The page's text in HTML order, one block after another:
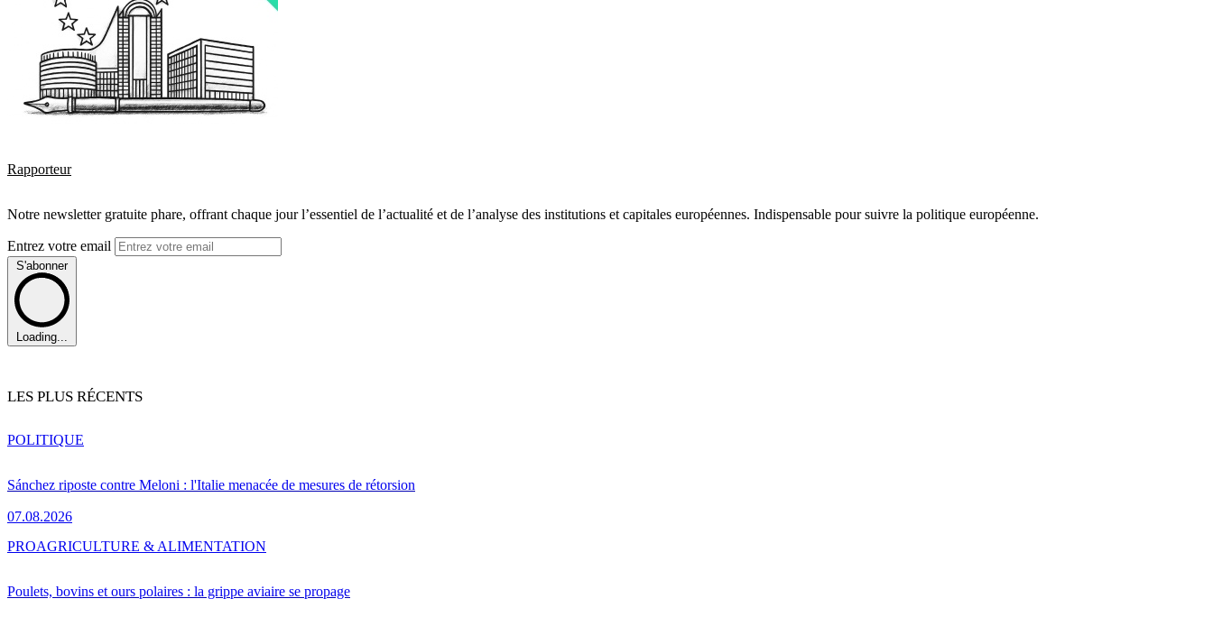
Rapporteur
Notre newsletter gratuite phare, offrant chaque jour l’essentiel de l’actualité et de l’analyse des institutions et capitales européennes. Indispensable pour suivre la politique européenne.
Entrez votre email
S'abonner
Loading...
LES PLUS RÉCENTS
Sánchez riposte contre Meloni : l'Italie menacée de mesures de rétorsion
07.08.2026
POLITIQUE
Poulets, bovins et ours polaires : la grippe aviaire se propage
PROAGRICULTURE & ALIMENTATION